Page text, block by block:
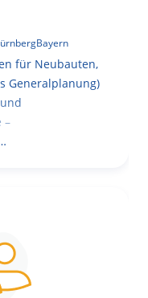
Bayern
für Neubauten,
Generalplanung)
–